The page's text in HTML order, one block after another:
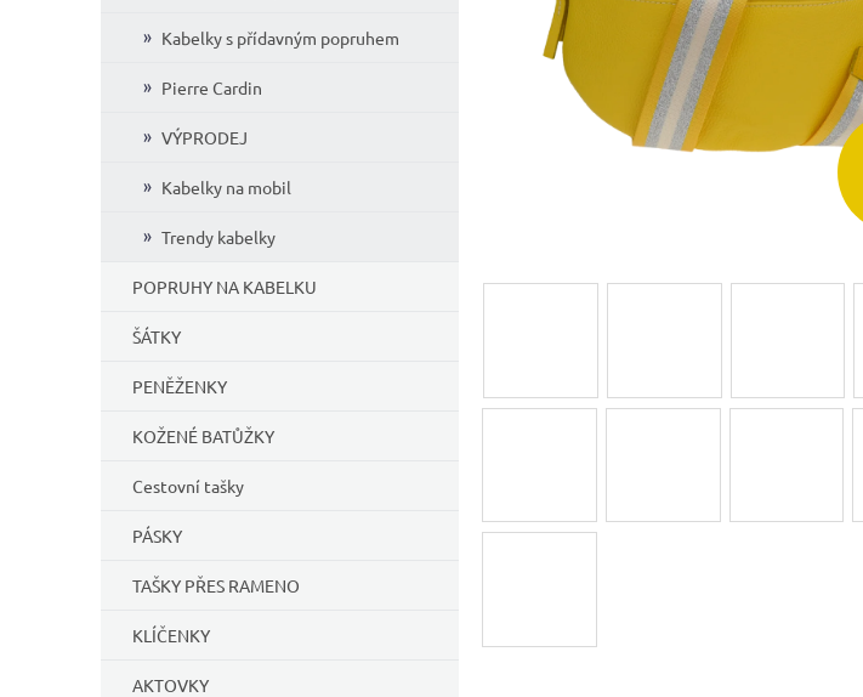
Kabelky s přídavným popruhem
Pierre Cardin
VÝPRODEJ
Kabelky na mobil
Trendy kabelky
POPRUHY NA KABELKU
ŠÁTKY
PENĚŽENKY
KOŽENÉ BATŮŽKY
Cestovní tašky
PÁSKY
TAŠKY PŘES RAMENO
KLÍČENKY
AKTOVKY